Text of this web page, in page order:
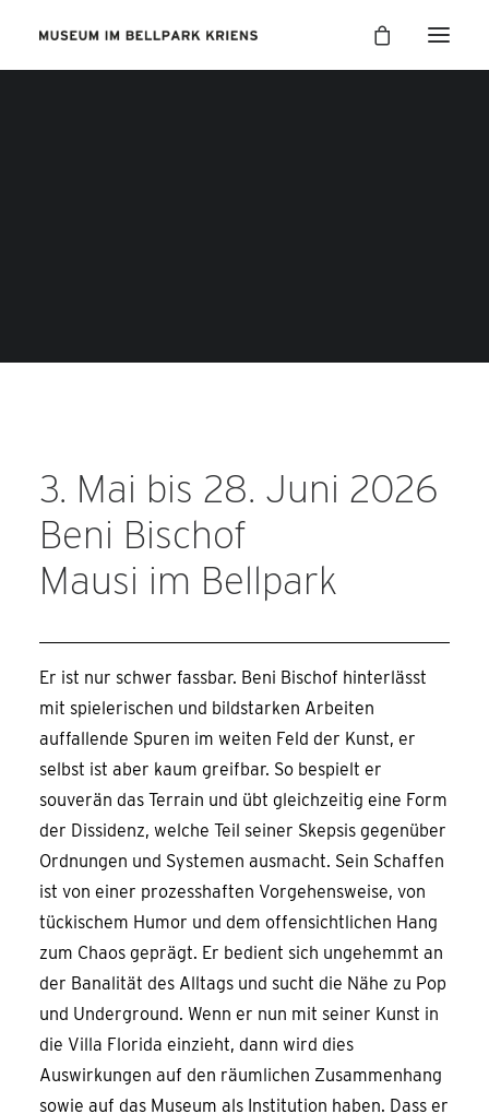
3. Mai bis 28. Juni 2026
Beni Bischof
Mausi im Bellpark
Er ist nur schwer fassbar. Beni Bischof hinterlässt
mit spielerischen und bildstarken Arbeiten
auffallende Spuren im weiten Feld der Kunst, er
selbst ist aber kaum greifbar. So bespielt er
souverän das Terrain und übt gleichzeitig eine Form
der Dissidenz, welche Teil seiner Skepsis gegenüber
Ordnungen und Systemen ausmacht. Sein Schaffen
ist von einer prozesshaften Vorgehensweise, von
tückischem Humor und dem offensichtlichen Hang
zum Chaos geprägt. Er bedient sich ungehemmt an
der Banalität des Alltags und sucht die Nähe zu Pop
und Underground. Wenn er nun mit seiner Kunst in
die Villa Florida einzieht, dann wird dies
Auswirkungen auf den räumlichen Zusammenhang
sowie auf das Museum als Institution haben. Dass er